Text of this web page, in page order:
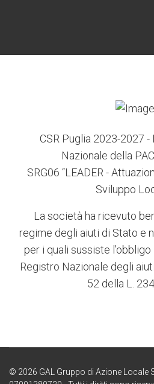
CSR Puglia 2023-2027
Nazionale della
SRG06 “LEADER -
Sviluppo
La società ha ricevuto
regime degli aiuti di Stato e
per i quali sussiste
Registro Nazionale degli
52 della L.
© 2026 GAL Gruppo di Azione Locale